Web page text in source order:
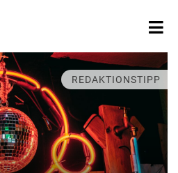
REDAKTIONSTIPP